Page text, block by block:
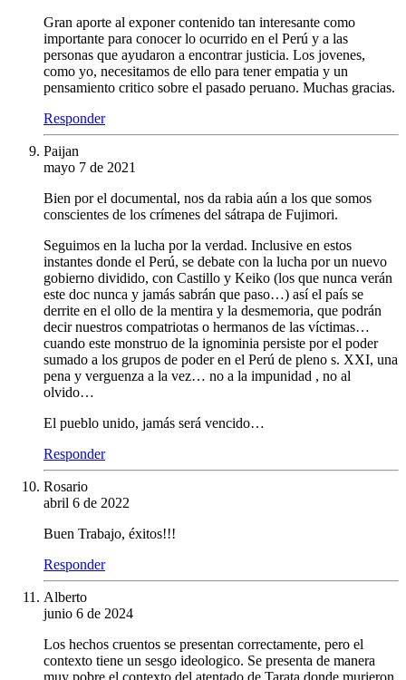
Gran aporte al exponer contenido tan interesante como
importante para conocer lo ocurrido en el Perú y a las
personas que ayudaron a encontrar justicia. Los jovenes,
como yo, necesitamos de ello para tener empatia y un
pensamiento critico sobre el pasado peruano. Muchas gracias.
Responder
Paijan
mayo 7 de 2021
Bien por el documental, nos da rabia aún a los que somos
conscientes de los crímenes del sátrapa de Fujimori.
Seguimos en la lucha por la verdad. Inclusive en estos
instantes donde el Perú, se debate con la lucha por un nuevo
gobierno dividido, con Castillo y Keiko (los que nunca verán
este doc nunca y jamás sabrán que paso…) así el país se
derrite en el ollo de la mentira y la desmemoria, que podrán
decir nuestros compatriotas o hermanos de las víctimas…
cuando este monstruo de la ignominia persiste por el poder
sumado a los grupos de poder en el Perú de pleno s. XXI, una
pena y verguenza a la vez… no a la impunidad , no al
olvido…
El pueblo unido, jamás será vencido…
Responder
Rosario
abril 6 de 2022
Buen Trabajo, éxitos!!!
Responder
Alberto
junio 6 de 2024
Los hechos cruentos se presentan correctamente, pero el
contexto tiene un sesgo ideologico. Se presenta de manera
muy pobre el contexto del atentado de Tarata donde murieron